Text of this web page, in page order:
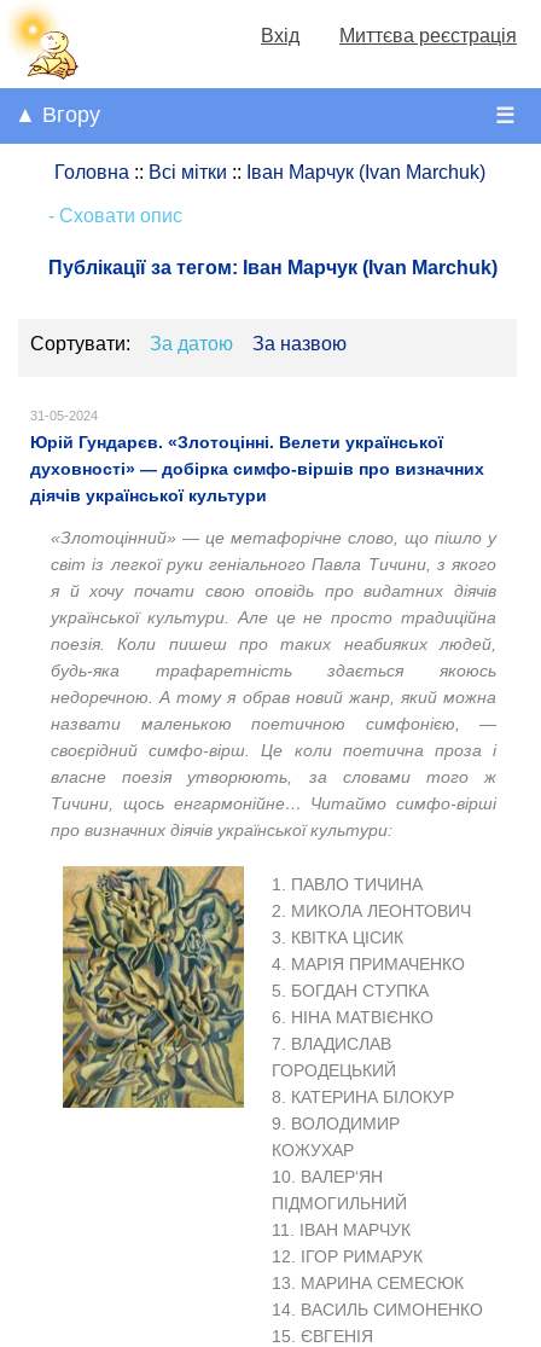
Вхід Миттєва реєстрація
☰
▲ Вгору
Головна :: Всі мітки :: Іван Марчук (Ivan Marchuk)
- Сховати опис
Публікації за тегом: Іван Марчук (Ivan Marchuk)
Сортувати: За датою За назвою
31-05-2024
Юрій Гундарєв. «Злотоцінні. Велети української
духовності» — добірка симфо-віршів про визначних
діячів української культури
«Злотоцінний» — це метафорічне слово, що пішло у
світ із легкої руки геніального Павла Тичини, з якого
я й хочу почати свою оповідь про видатних діячів
української культури. Але це не просто традиційна
поезія. Коли пишеш про таких неабияких людей,
будь-яка трафаретність здається якоюсь
недоречною. А тому я обрав новий жанр, який можна
назвати маленькою поетичною симфонією, —
своєрідний симфо-вірш. Це коли поетична проза і
власне поезія утворюють, за словами того ж
Тичини, щось енгармонійне… Читаймо симфо-вірші
про визначних діячів української культури:
1. ПАВЛО ТИЧИНА
2. МИКОЛА ЛЕОНТОВИЧ
3. КВІТКА ЦІСИК
4. МАРІЯ ПРИМАЧЕНКО
5. БОГДАН СТУПКА
6. НІНА МАТВІЄНКО
7. ВЛАДИСЛАВ
ГОРОДЕЦЬКИЙ
8. КАТЕРИНА БІЛОКУР
9. ВОЛОДИМИР
КОЖУХАР
10. ВАЛЕР‘ЯН
ПІДМОГИЛЬНИЙ
11. ІВАН МАРЧУК
12. ІГОР РИМАРУК
13. МАРИНА СЕМЕСЮК
14. ВАСИЛЬ СИМОНЕНКО
15. ЄВГЕНІЯ